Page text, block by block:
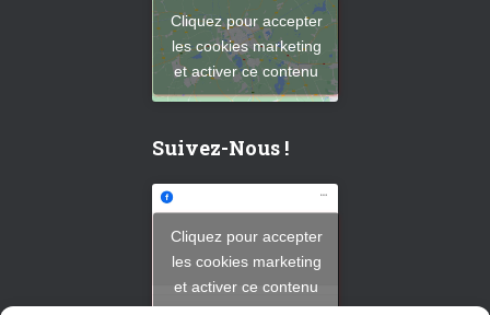
e
Cliquez pour accepter
les cookies marketing
et activer ce contenu
Suivez-Nous !
Cliquez pour accepter
les cookies marketing
et activer ce contenu